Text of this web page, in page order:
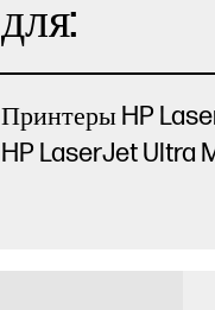
для:
Принтеры HP
HP LaserJet Ultra